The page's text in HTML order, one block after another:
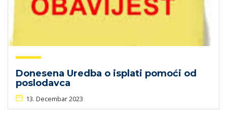
Donesena Uredba o isplati pomoći od
poslodavca
13. Decembar 2023